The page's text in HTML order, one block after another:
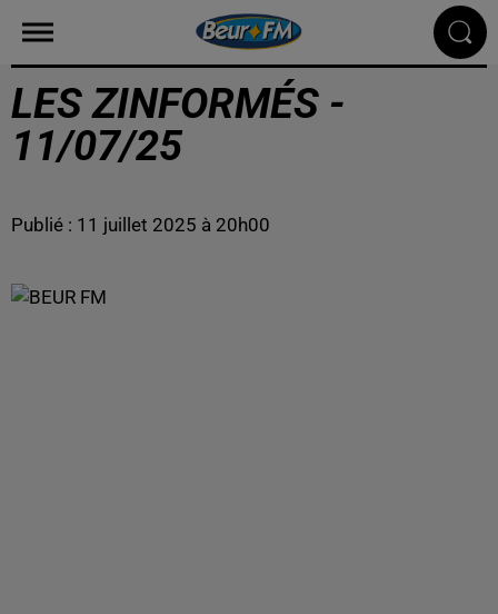
LES ZINFORMÉS -
11/07/25
Publié : 11 juillet 2025 à 20h00